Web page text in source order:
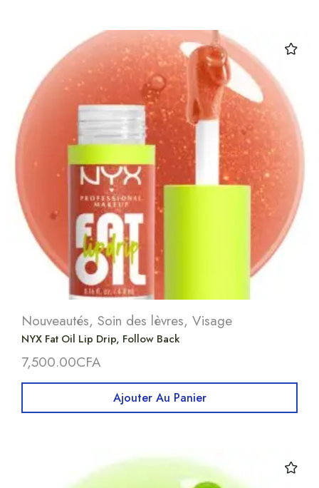
Nouveautés, Soin des lèvres, Visage
NYX Fat Oil Lip Drip, Follow Back
7,500.00CFA
Ajouter Au Panier